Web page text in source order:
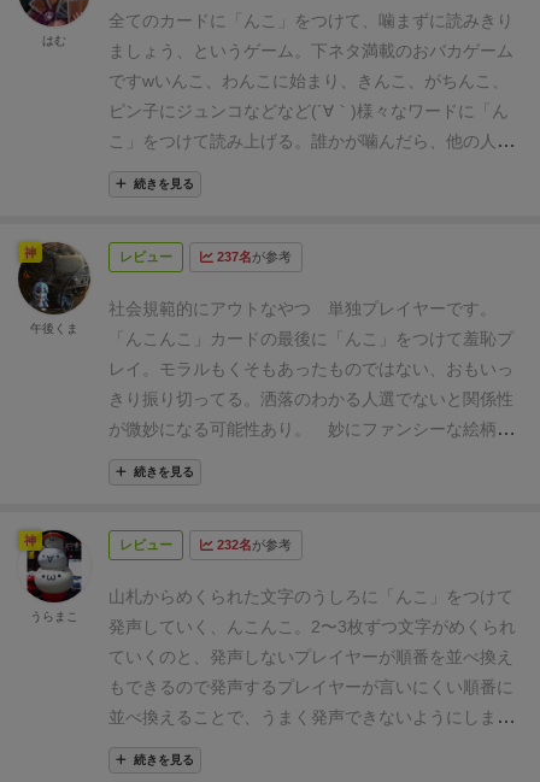
全てのカードに「んこ」をつけて、噛まずに読みきり
ましょう、というゲーム。 下ネタ満載のおバカゲーム
ですwいんこ、わんこに始まり、きんこ、がちんこ、
ピン子にジュンコなどなど(´∀｀)様々なワードに「ん
こ」をつけて読み上げる。 誰かが噛んだら、他の人た
ちが欲しいカードを一斉に指差してカブらなかったら
GET！意外とカブりすぎてGETできない事が多発しま
いかにテレず、恥ずかしがらず、大きな声で読み切る
続きを見る
はむ
レビュー 237名が参考
社会規範的にアウトなやつ 単独プレイヤーです。
「 んこんこ 」カードの最後に「 んこ 」をつけて羞恥プ
レイ。モラルもくそもあったものではない、おもいっ
きり振り切ってる。洒落のわかる人選でないと関係性
が微妙になる可能性あり。
妙にファンシーな絵柄の
化粧箱に騙されてはいけない罠。
類。明らかにアウトな形したカードにアウトな文
のカードを引き、場に好きな順で並べます。あとは並
言い間違えた、言えなかった時は、他プレイヤーは並
べられた好きなカードを指さし、他の人と希望が被ら
ないときにカードを得ることができる、つまりポイン
トになる。いかに言いづらい順番に並べられるか、と
いうゲーム。ちゃんと言えたかどうかは皆で決めると
良い、ガチで喧嘩になるようなゲームではないで
続きを見る
神
午後くま
レビュー 232名が参考
山札からめくられた文字のうしろに「んこ」をつけて
発声していく、んこんこ。 2〜3枚ずつ文字がめくられ
ていくのと、発声しないプレイヤーが順番を並べ換え
もできるので発声するプレイヤーが言いにくい順番に
並べ換えることで、うまく発声できないようにしま
す。発声できなければ、失敗となり他プレイヤーが得
点獲得かな。
続きを見る
神
うらまこ